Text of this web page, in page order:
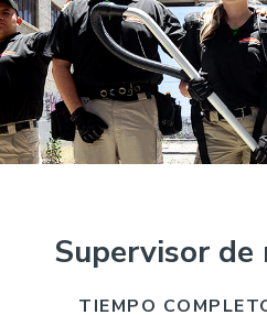
Supervisor de
TIEMPO